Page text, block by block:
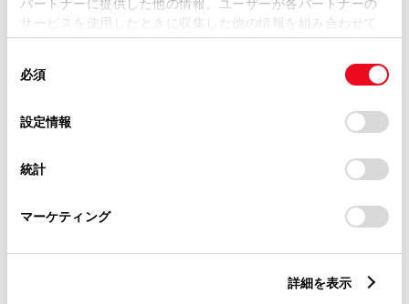
サービスを使用したときに収集した他の情報を組み合わせて
使用することがあります。当ウェブサイトの使用を続行する
デバイスにすべてのCookie(クッキー)が保存されることに同
意したことになります。Cookie(クッキー)のオプトアウト、
設定の変更、同意を撤回したりするにあたっては、当社の
「Cookie（クッキー）情報の取り扱いについて
」をご覧くだ
必須
設定情報
統計
マーケティング
詳細を表示
室内長×室内幅×室内高
1410kg
燃料・性能・詳細スペック